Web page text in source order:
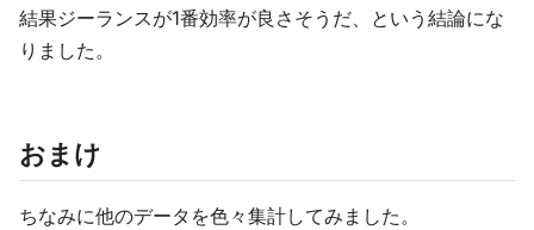
結果ジーランスが1番効率が良さそうだ、という結論にな
りました。
おまけ
ちなみに他のデータを色々集計してみました。